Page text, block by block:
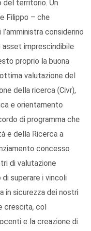
del territorio. Un
Filippo – che
considerino
asset imprescindibile
proprio la buona
valutazione del
della ricerca (Civr),
e orientamento
di programma che
e della Ricerca a
concesso
di valutazione
di superare i vincoli
in sicurezza dei nostri
crescita, col
e la creazione di